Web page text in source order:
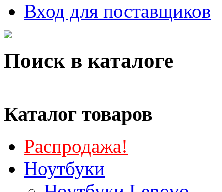
Вход для поставщиков
Поиск в каталоге
Каталог товаров
Распродажа!
Ноутбуки